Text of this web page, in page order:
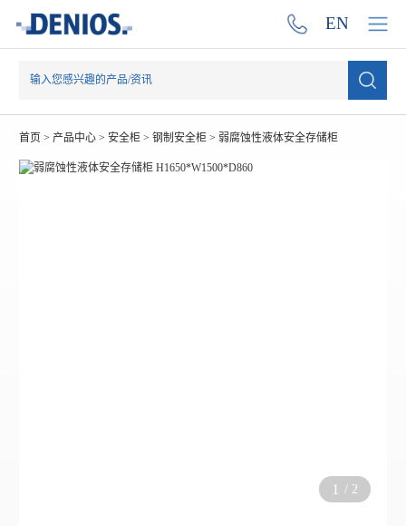
EN
首页 > 产品中心> 安全柜> 钢制安全柜> 弱腐蚀性液体安全存储柜
1 / 2